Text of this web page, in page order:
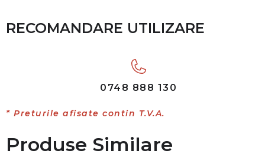
RECOMANDARE UTILIZARE
0748 888 130
* Preturile afisate contin T.V.A.
Produse Similare